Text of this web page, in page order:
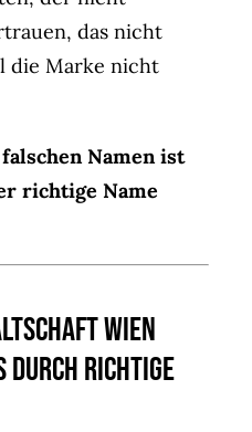
das nicht
die Marke nicht
Namen ist
richtige Name
Wien
durch richtige